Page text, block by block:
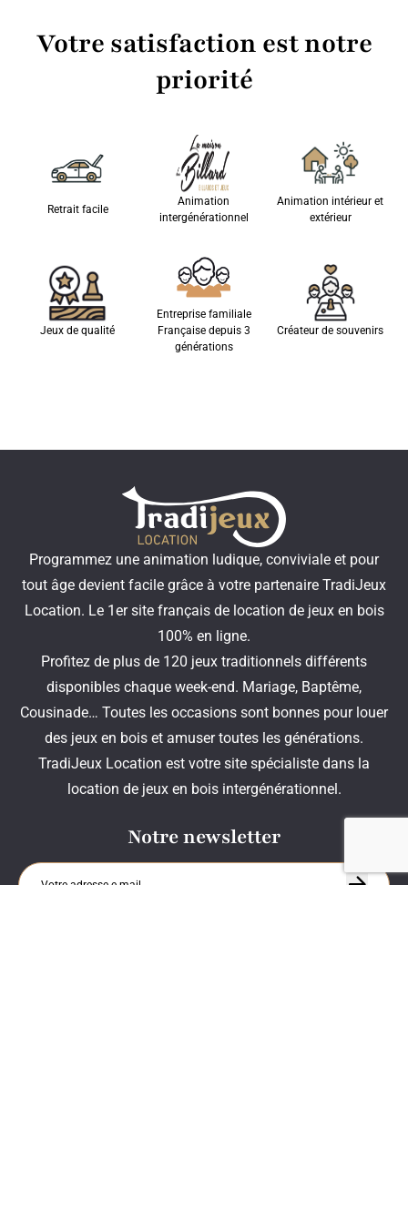
Votre satisfaction est notre
priorité
Retrait facile
Animation
intergénérationnel
Animation intérieur et
extérieur
Jeux de qualité
Entreprise familiale
Française depuis 3
générations
Créateur de souvenirs
Programmez une animation ludique, conviviale et pour
tout âge devient facile grâce à votre partenaire TradiJeux
Location. Le 1er site français de location de jeux en bois
100% en ligne.
Profitez de plus de 120 jeux traditionnels différents
disponibles chaque week-end. Mariage, Baptême,
Cousinade… Toutes les occasions sont bonnes pour louer
des jeux en bois et amuser toutes les générations.
TradiJeux Location est votre site spécialiste dans la
location de jeux en bois intergénérationnel.
Notre newsletter